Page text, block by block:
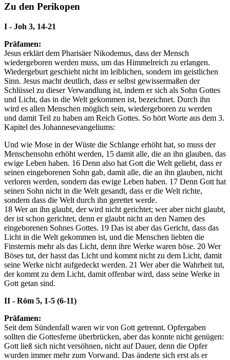
Zu den Perikopen
I - Joh 3, 14-21
Präfamen:
Jesus erklärt dem Pharisäer Nikodemus, dass der Mensch
wiedergeboren werden muss, um das Himmelreich zu erlangen.
Wiedergeburt geschieht nicht im leiblichen, sondern im geistlichen
Sinn. Jesus macht deutlich, dass er selbst gewissermaßen der
Schlüssel zu dieser Verwandlung ist, indem er sich als Sohn Gottes
und Licht, das in die Welt gekommen ist, bezeichnet. Durch ihn
wird es allen Menschen möglich sein, wiedergeboren zu werden
und damit Teil zu haben am Reich Gottes. So hört Worte aus dem 3.
Kapitel des Johannesevangeliums:
Und wie Mose in der Wüste die Schlange erhöht hat, so muss der
Menschensohn erhöht werden, 15 damit alle, die an ihn glauben, das
ewige Leben haben. 16 Denn also hat Gott die Welt geliebt, dass er
seinen eingeborenen Sohn gab, damit alle, die an ihn glauben, nicht
verloren werden, sondern das ewige Leben haben. 17 Denn Gott hat
seinen Sohn nicht in die Welt gesandt, dass er die Welt richte,
sondern dass die Welt durch ihn gerettet werde.
18 Wer an ihn glaubt, der wird nicht gerichtet; wer aber nicht glaubt,
der ist schon gerichtet, denn er glaubt nicht an den Namen des
eingeborenen Sohnes Gottes. 19 Das ist aber das Gericht, dass das
Licht in die Welt gekommen ist, und die Menschen liebten die
Finsternis mehr als das Licht, denn ihre Werke waren böse. 20 Wer
Böses tut, der hasst das Licht und kommt nicht zu dem Licht, damit
seine Werke nicht aufgedeckt werden. 21 Wer aber die Wahrheit tut,
der kommt zu dem Licht, damit offenbar wird, dass seine Werke in
Gott getan sind.
II - Röm 5, 1-5 (6-11)
Präfamen:
Seit dem Sündenfall waren wir von Gott getrennt. Opfergaben
sollten die Gottesferne überbrücken, aber das konnte nicht genügen:
Gott ließ sich nicht versöhnen, nicht auf Dauer, denn die Opfer
wurden immer mehr zum Vorwand. Das änderte sich erst als er